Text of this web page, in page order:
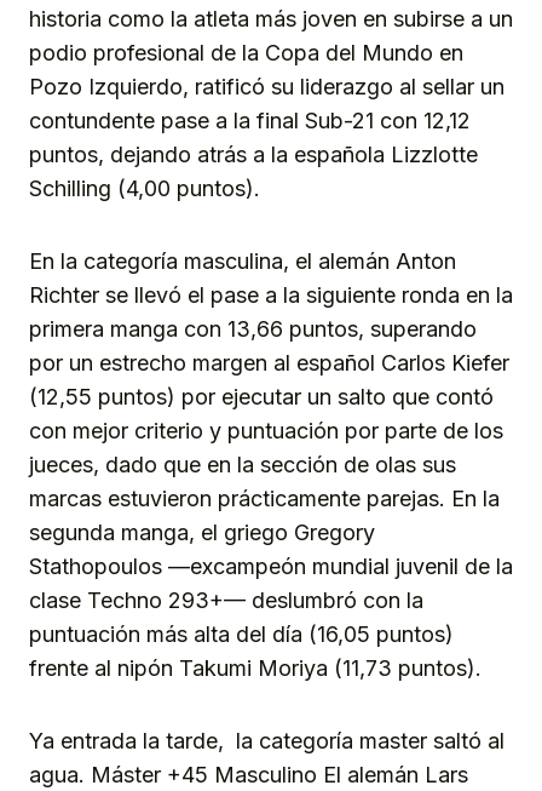
historia como la atleta más joven en subirse a un
podio profesional de la Copa del Mundo en
Pozo Izquierdo, ratificó su liderazgo al sellar un
contundente pase a la final Sub-21 con 12,12
puntos, dejando atrás a la española Lizzlotte
Schilling (4,00 puntos).
En la categoría masculina, el alemán Anton
Richter se llevó el pase a la siguiente ronda en la
primera manga con 13,66 puntos, superando
por un estrecho margen al español Carlos Kiefer
(12,55 puntos) por ejecutar un salto que contó
con mejor criterio y puntuación por parte de los
jueces, dado que en la sección de olas sus
marcas estuvieron prácticamente parejas. En la
segunda manga, el griego Gregory
Stathopoulos —excampeón mundial juvenil de la
clase Techno 293+— deslumbró con la
puntuación más alta del día (16,05 puntos)
frente al nipón Takumi Moriya (11,73 puntos).
Ya entrada la tarde, la categoría master saltó al
agua. Máster +45 Masculino El alemán Lars